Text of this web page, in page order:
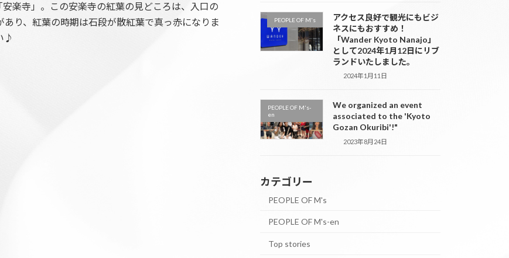
楽寺」。この安楽寺の紅葉の見どころは、入口の
り、紅葉の時期は石段が散紅葉で真っ赤になりま
♪
PEOPLE OF M's
アクセス良好で観光にもビジ
ネスにもおすすめ！
「Wander Kyoto Nanajo」
として2024年1月12日にリブ
ランドいたしました。
2024年1月11日
PEOPLE OF M's-
en
We organized an event
associated to the 'Kyoto
Gozan Okuribi'!"
2023年8月24日
カテゴリー
PEOPLE OF M's
PEOPLE OF M's-en
Top stories